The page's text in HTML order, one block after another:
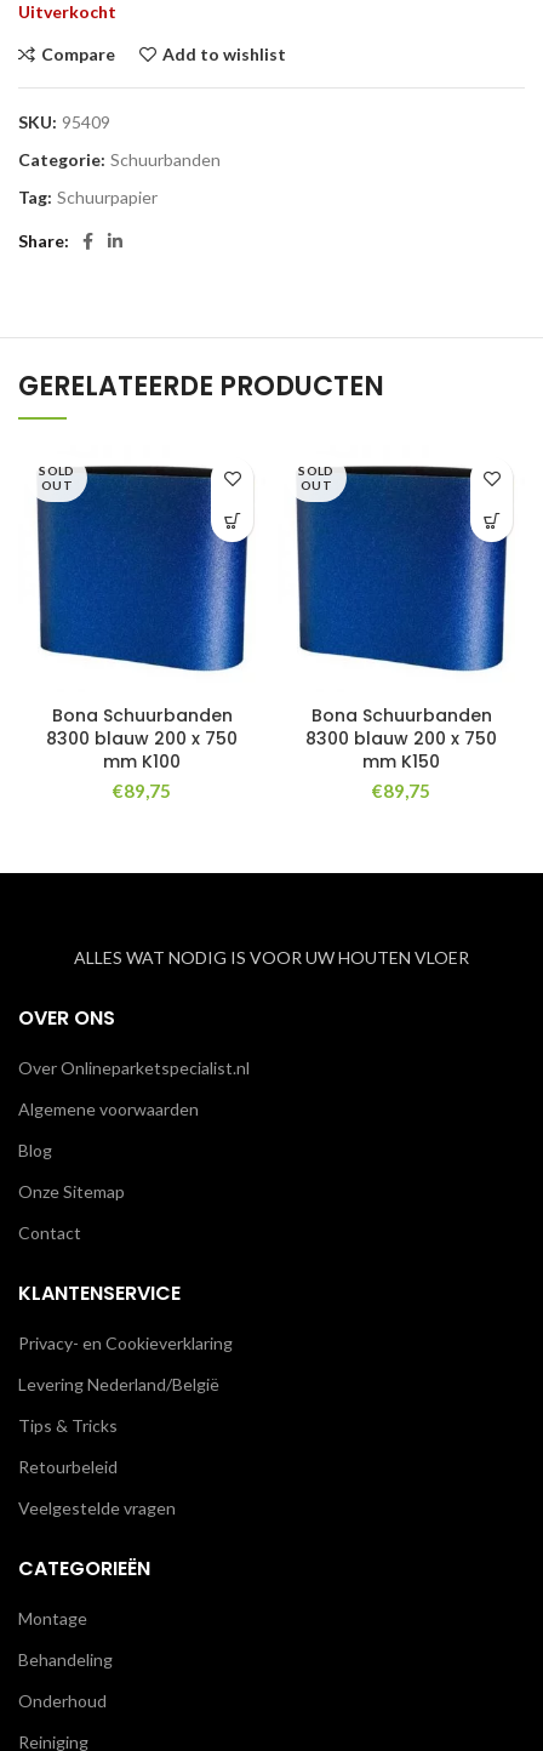
Uitverkocht
Compare Add to wishlist
SKU: 95409
Categorie: Schuurbanden
Tag: Schuurpapier
Share
GERELATEERDE PRODUCTEN
SOLD
OUT
Bona Schuurbanden
8300 blauw 200 x 750
mm K100
€89,75
SOLD
OUT
Bona Schuurbanden
8300 blauw 200 x 750
mm K150
€89,75
ALLES WAT NODIG IS VOOR UW HOUTEN VLOER
OVER ONS
Over Onlineparketspecialist.nl
Algemene voorwaarden
Blog
Onze Sitemap
Contact
KLANTENSERVICE
Privacy- en Cookieverklaring
Levering Nederland/België
Tips & Tricks
Retourbeleid
Veelgestelde vragen
CATEGORIEËN
Montage
Behandeling
Onderhoud
Reiniging